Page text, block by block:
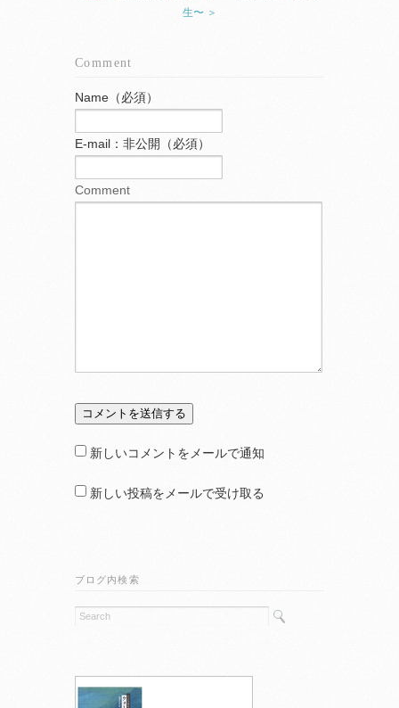
生〜 ＞
Comment
Name（必須）
E-mail：非公開（必須）
Comment
新しいコメントをメールで通知
新しい投稿をメールで受け取る
ブログ内検索